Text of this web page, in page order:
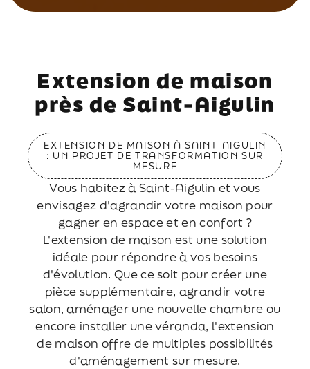
Extension de maison
près de Saint-Aigulin
EXTENSION DE MAISON À SAINT-AIGULIN
: UN PROJET DE TRANSFORMATION SUR
MESURE
Vous habitez à Saint-Aigulin et vous
envisagez d'agrandir votre maison pour
gagner en espace et en confort ?
L'extension de maison est une solution
idéale pour répondre à vos besoins
d'évolution. Que ce soit pour créer une
pièce supplémentaire, agrandir votre
salon, aménager une nouvelle chambre ou
encore installer une véranda, l'extension
de maison offre de multiples possibilités
d'aménagement sur mesure.